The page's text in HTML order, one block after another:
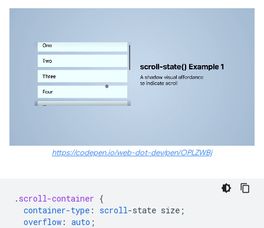
https://codepen.io/web-dot-dev/pen/OPLZWBj
. scroll-container {
container-type : scroll-state size ;
overflow : auto ;